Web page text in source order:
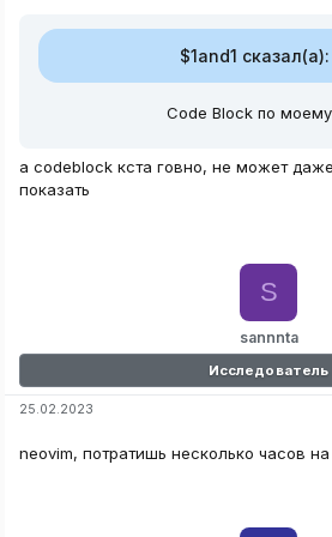
$1and1 сказал(а):
Code Block по моему
а codeblock кста говно, не может
показать
sannnta
S
Исследователь
25.02.2023
neovim, потратишь несколько часов